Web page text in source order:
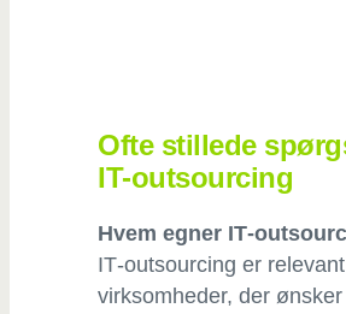
Ofte stillede
IT-outsourcing
Hvem egner
IT‑outsourcing er
virksomheder, der